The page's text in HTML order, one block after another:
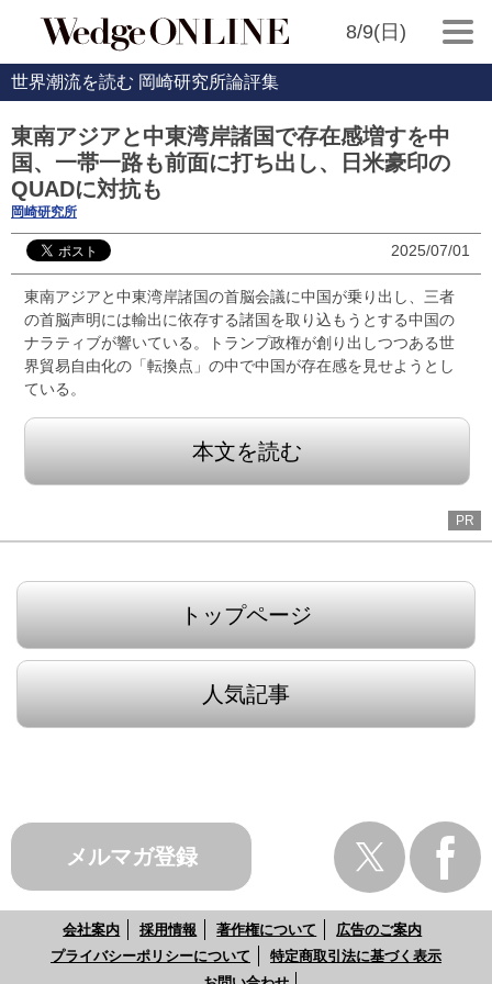
8/9(日)
世界潮流を読む 岡崎研究所論評集
東南アジアと中東湾岸諸国で存在感増すを中
国、一帯一路も前面に打ち出し、日米豪印の
QUADに対抗も
岡崎研究所
2025/07/01
東南アジアと中東湾岸諸国の首脳会議に中国が乗り出し、三者
の首脳声明には輸出に依存する諸国を取り込もうとする中国の
ナラティブが響いている。トランプ政権が創り出しつつある世
界貿易自由化の「転換点」の中で中国が存在感を見せようとし
ている。
本文を読む
PR
トップページ
人気記事
メルマガ登録
会社案内 採用情報 著作権について
広告のご案内
プライバシーポリシーについて
特定商取引法に基づく表示